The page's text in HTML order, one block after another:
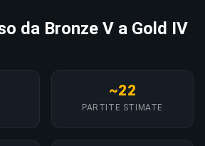
da Bronze V a Gold IV
~22
PARTITE STIMATE